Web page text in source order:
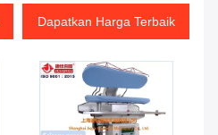
Dapatkan Harga Terbaik